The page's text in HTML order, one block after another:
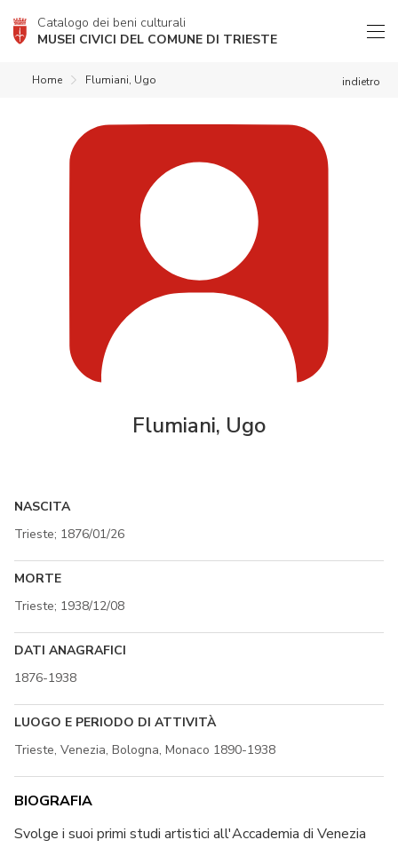
Catalogo dei beni culturali
MUSEI CIVICI DEL COMUNE DI TRIESTE
indietro
Home Flumiani, Ugo
Flumiani, Ugo
NASCITA
Trieste; 1876/01/26
MORTE
Trieste; 1938/12/08
DATI ANAGRAFICI
1876-1938
LUOGO E PERIODO DI ATTIVITÀ
Trieste, Venezia, Bologna, Monaco 1890-1938
BIOGRAFIA
Svolge i suoi primi studi artistici all'Accademia di Venezia